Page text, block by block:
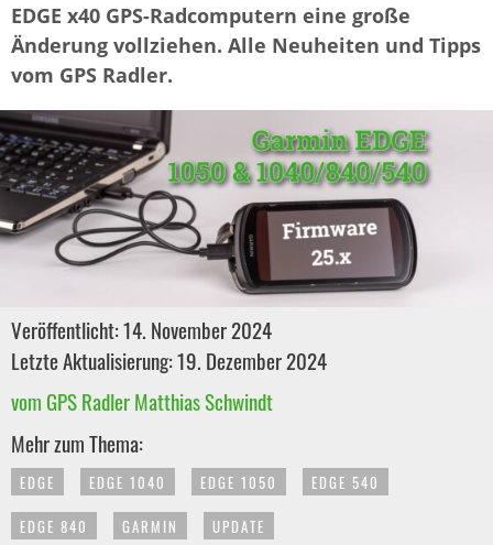
EDGE x40 GPS-Radcomputern eine große
Änderung vollziehen. Alle Neuheiten und Tipps
vom GPS Radler.
Veröffentlicht: 14. November 2024
Letzte Aktualisierung: 19. Dezember 2024
vom GPS Radler Matthias Schwindt
Mehr zum Thema:
EDGE EDGE 1040 EDGE 1050
EDGE 540
EDGE 840
GARMIN UPDATE